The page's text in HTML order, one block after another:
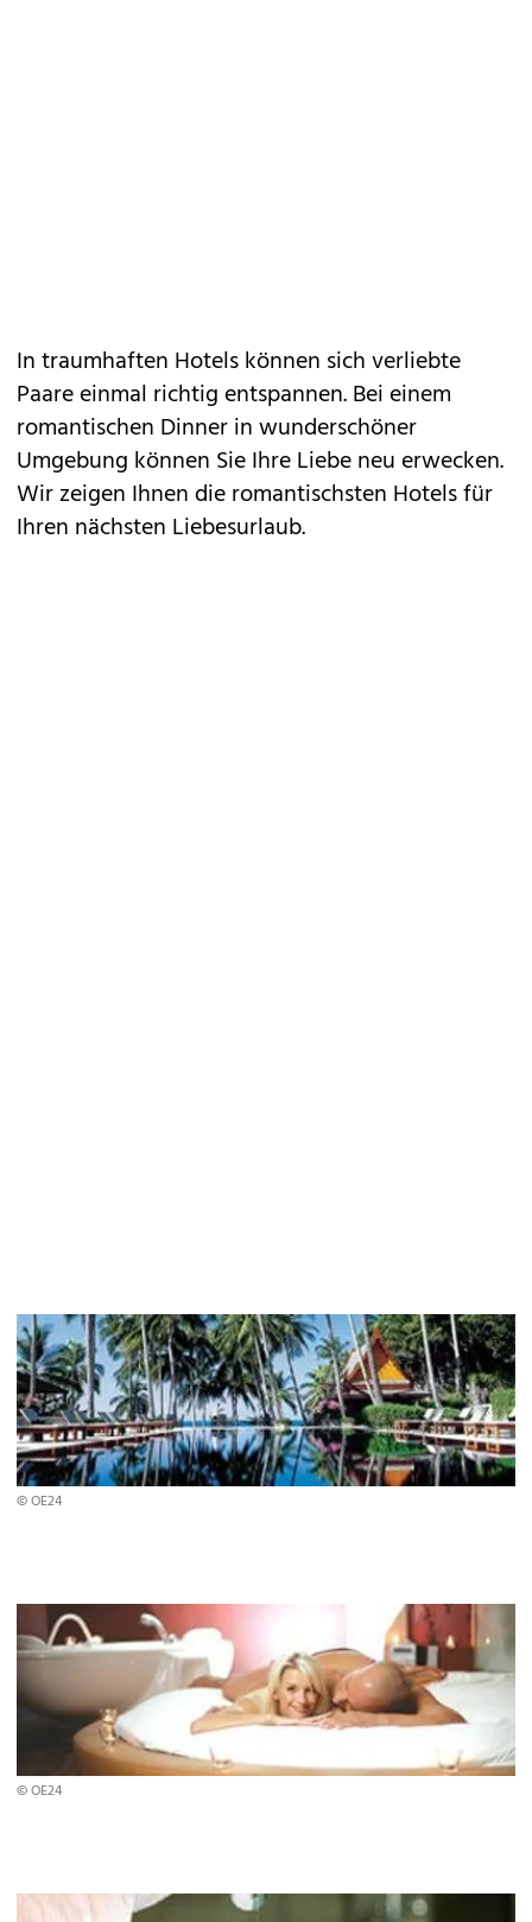
In traumhaften Hotels können sich verliebte
Paare einmal richtig entspannen. Bei einem
romantischen Dinner in wunderschöner
Umgebung können Sie Ihre Liebe neu erwecken.
Wir zeigen Ihnen die romantischsten Hotels für
Ihren nächsten Liebesurlaub.
© OE24
© OE24